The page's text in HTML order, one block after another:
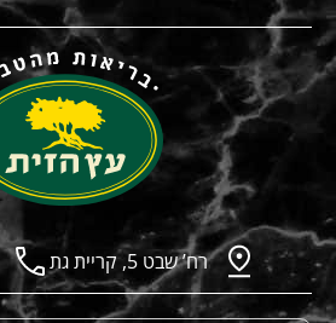
רח’ שבט 5, קריית גת